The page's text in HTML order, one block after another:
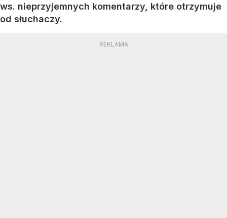
ws. nieprzyjemnych komentarzy, które otrzymuje
od słuchaczy.